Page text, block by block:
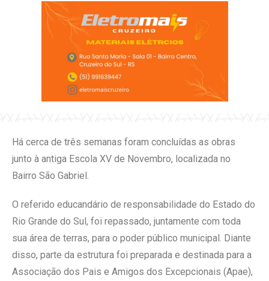
Há cerca de três semanas foram concluídas as obras
junto à antiga Escola XV de Novembro, localizada no
Bairro São Gabriel.
O referido educandário de responsabilidade do Estado do
Rio Grande do Sul, foi repassado, juntamente com toda
sua área de terras, para o poder público municipal. Diante
disso, parte da estrutura foi preparada e destinada para a
Associação dos Pais e Amigos dos Excepcionais (Apae),